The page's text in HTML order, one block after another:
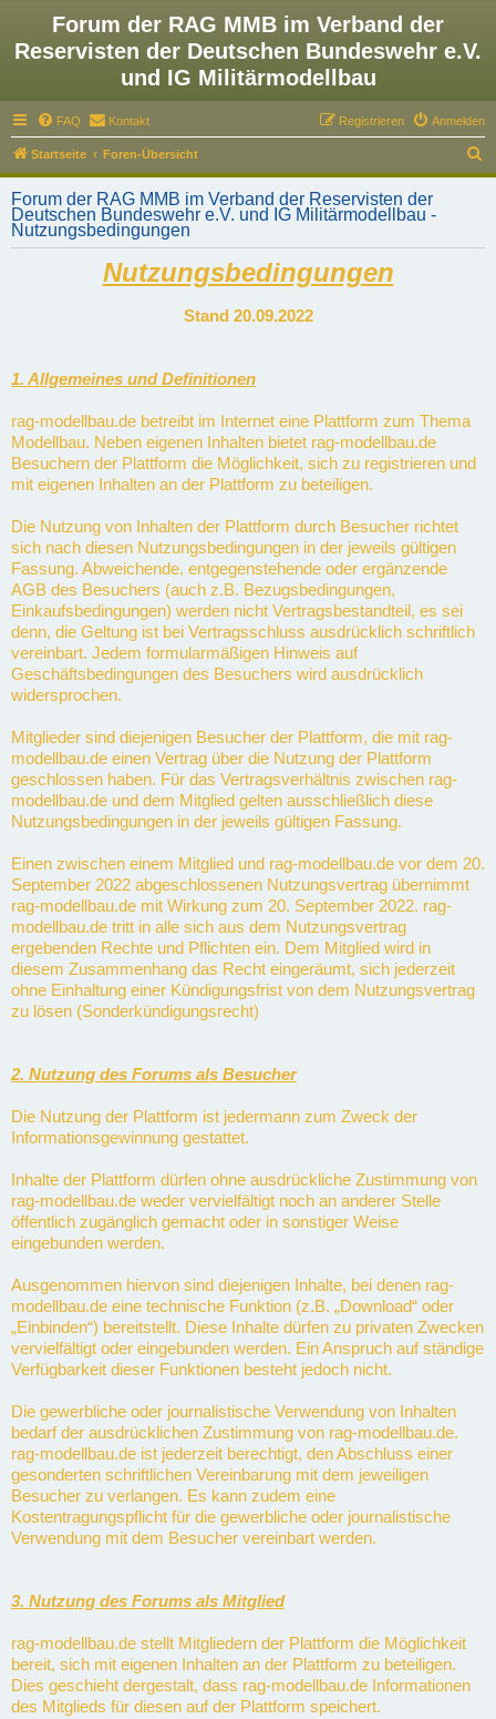
Forum der RAG MMB im Verband der
Reservisten der Deutschen Bundeswehr e.V.
und IG Militärmodellbau
FAQ Kontakt Anmelden
Registrieren
Startseite Foren-Übersicht
u
Forum der RAG MMB im Verband der Reservisten der
Deutschen Bundeswehr e.V. und IG Militärmodellbau -
Nutzungsbedingungen
Nutzungsbedingungen
Stand 20.09.2022
1. Allgemeines und Definitionen
rag-modellbau.de betreibt im Internet eine Plattform zum Thema
Modellbau. Neben eigenen Inhalten bietet rag-modellbau.de
Besuchern der Plattform die Möglichkeit, sich zu registrieren und
mit eigenen Inhalten an der Plattform zu beteiligen.
Die Nutzung von Inhalten der Plattform durch Besucher richtet
sich nach diesen Nutzungsbedingungen in der jeweils gültigen
Fassung. Abweichende, entgegenstehende oder ergänzende
AGB des Besuchers (auch z.B. Bezugsbedingungen,
Einkaufsbedingungen) werden nicht Vertragsbestandteil, es sei
denn, die Geltung ist bei Vertragsschluss ausdrücklich schriftlich
vereinbart. Jedem formularmäßigen Hinweis auf
Geschäftsbedingungen des Besuchers wird ausdrücklich
widersprochen.
Mitglieder sind diejenigen Besucher der Plattform, die mit rag-
modellbau.de einen Vertrag über die Nutzung der Plattform
geschlossen haben. Für das Vertragsverhältnis zwischen rag-
modellbau.de und dem Mitglied gelten ausschließlich diese
Nutzungsbedingungen in der jeweils gültigen Fassung.
Einen zwischen einem Mitglied und rag-modellbau.de vor dem 20.
September 2022 abgeschlossenen Nutzungsvertrag übernimmt
rag-modellbau.de mit Wirkung zum 20. September 2022. rag-
modellbau.de tritt in alle sich aus dem Nutzungsvertrag
ergebenden Rechte und Pflichten ein. Dem Mitglied wird in
diesem Zusammenhang das Recht eingeräumt, sich jederzeit
ohne Einhaltung einer Kündigungsfrist von dem Nutzungsvertrag
zu lösen (Sonderkündigungsrecht)
2. Nutzung des Forums als Besucher
Die Nutzung der Plattform ist jedermann zum Zweck der
Informationsgewinnung gestattet.
Inhalte der Plattform dürfen ohne ausdrückliche Zustimmung von
rag-modellbau.de weder vervielfältigt noch an anderer Stelle
öffentlich zugänglich gemacht oder in sonstiger Weise
eingebunden werden.
Ausgenommen hiervon sind diejenigen Inhalte, bei denen rag-
modellbau.de eine technische Funktion (z.B. „Download“ oder
„Einbinden“) bereitstellt. Diese Inhalte dürfen zu privaten Zwecken
vervielfältigt oder eingebunden werden. Ein Anspruch auf ständige
Verfügbarkeit dieser Funktionen besteht jedoch nicht.
Die gewerbliche oder journalistische Verwendung von Inhalten
bedarf der ausdrücklichen Zustimmung von rag-modellbau.de.
rag-modellbau.de ist jederzeit berechtigt, den Abschluss einer
gesonderten schriftlichen Vereinbarung mit dem jeweiligen
Besucher zu verlangen. Es kann zudem eine
Kostentragungspflicht für die gewerbliche oder journalistische
Verwendung mit dem Besucher vereinbart werden.
3. Nutzung des Forums als Mitglied
rag-modellbau.de stellt Mitgliedern der Plattform die Möglichkeit
bereit, sich mit eigenen Inhalten an der Plattform zu beteiligen.
Dies geschieht dergestalt, dass rag-modellbau.de Informationen
des Mitglieds für diesen auf der Plattform speichert.